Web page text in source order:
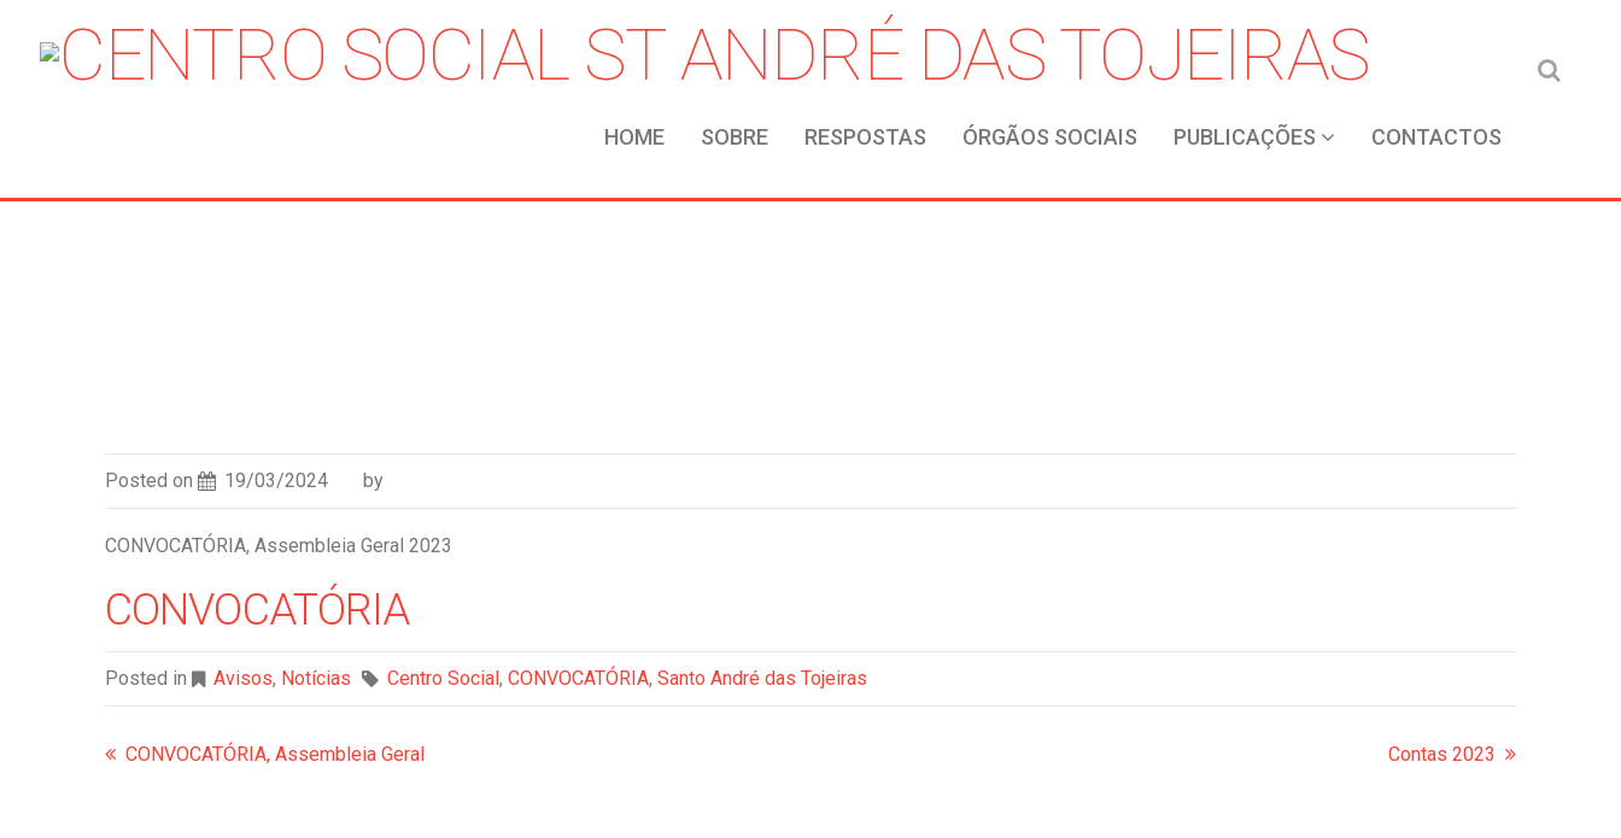
HOME SOBRE RESPOSTAS ÓRGÃOS SOCIAIS PUBLICAÇÕES CONTACTOS
Posted on 19/03/2024 by
CONVOCATÓRIA, Assembleia Geral 2023
CONVOCATÓRIA
Posted in Avisos, Notícias Centro Social, CONVOCATÓRIA, Santo André das Tojeiras
CONVOCATÓRIA, Assembleia Geral Contas 2023